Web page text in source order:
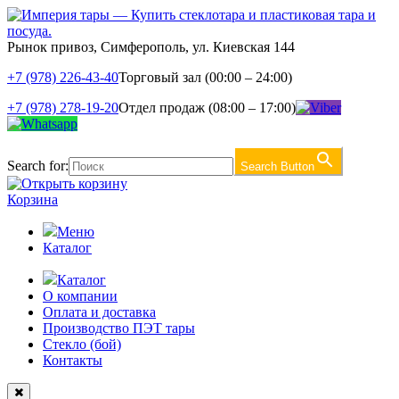
Рынок привоз, Симферополь, ул. Киевская 144
+7 (978) 226-43-40Торговый зал (00:00 – 24:00)
+7 (978) 278-19-20Отдел продаж (08:00 – 17:00)
Search for: Search Button
Корзина
Меню
Каталог
Каталог
О компании
Оплата и доставка
Производство ПЭТ тары
Стекло (бой)
Контакты